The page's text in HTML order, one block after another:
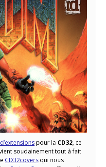
pour la CD32, ce
soudainement tout à fait
CD32covers qui nous